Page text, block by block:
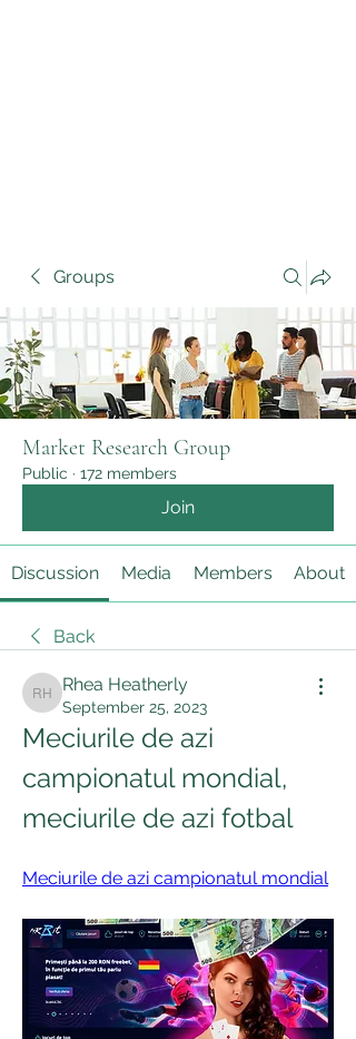
Groups
Market Research Group
Public · 172 members
Join
Discussion Media Members About
Back
Rhea Heatherly
Rhea Heatherly
September 25, 2023
Meciurile de azi
campionatul mondial,
meciurile de azi fotbal
Meciurile de azi campionatul mondial